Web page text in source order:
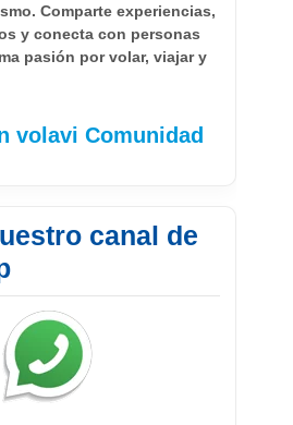
Comparte experiencias,
y conecta con personas
pasión por volar, viajar y
volavi Comunidad
canal de